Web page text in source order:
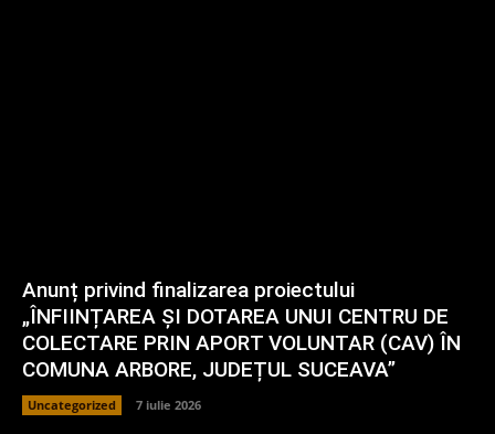
Anunț privind finalizarea proiectului
„ÎNFIINȚAREA ȘI DOTAREA UNUI CENTRU DE
COLECTARE PRIN APORT VOLUNTAR (CAV) ÎN
COMUNA ARBORE, JUDEȚUL SUCEAVA”
Uncategorized 7 iulie 2026